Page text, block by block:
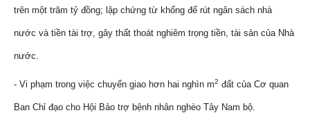
trên một trăm tỷ đồng; lập chứng từ khống để rút ngân sách nhà
nước và tiền tài trợ, gây thất thoát nghiêm trọng tiền, tài sản của Nhà
nước.
- Vi phạm trong việc chuyển giao hơn hai nghìn m2 đất của Cơ quan
Ban Chỉ đạo cho Hội Bảo trợ bệnh nhân nghèo Tây Nam bộ.